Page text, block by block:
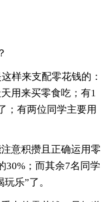
来支配零花钱的：
用来买零食吃；有1
；有两位同学主要用
意积攒且正确运用零
30%；而其余7名同学
乐”了。